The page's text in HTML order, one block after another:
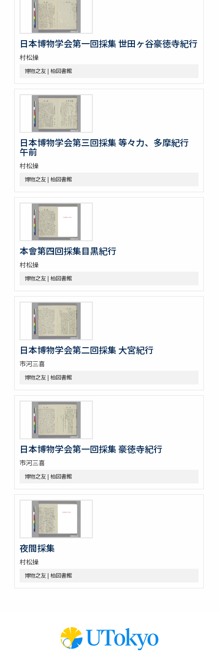
日本博物学会第一回採集 世田ヶ谷豪徳寺紀行
村松操
博物之友 | 柏図書館
日本博物学会第三回採集 等々力、多摩紀行
午前
村松操
博物之友 | 柏図書館
本會第四回採集目黒紀行
村松操
博物之友 | 柏図書館
日本博物学会第二回採集 大宮紀行
市河三喜
博物之友 | 柏図書館
日本博物学会第一回採集 豪徳寺紀行
市河三喜
博物之友 | 柏図書館
夜間採集
村松操
博物之友 | 柏図書館